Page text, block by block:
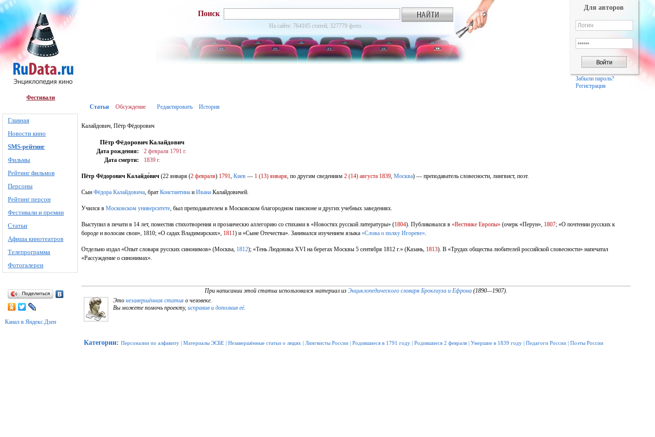
Фестивали
Главная
Новости кино
SMS-рейтинг
Фильмы
Рейтинг фильмов
Персоны
Рейтинг персон
Фестивали и премии
Статьи
Афиша кинотеатров
Телепрограмма
Фотогалереи
Поделиться
Канал в Яндекс.Дзен
Поиск
На сайте: 764105 статей, 327779 фото.
Для авторов
Забыли пароль?
Регистрация
Статья Обсуждение Редактировать История
Калайдович, Пётр Фёдорович
Пётр Фёдорович Калайдович
Дата рождения: 2 февраля 1791 г.
Дата смерти:
1839 г.
Пётр Фёдорович Калайдо́вич (22 января (2 февраля) 1791, Киев — 1 (13) января, по другим сведениям 2 (14) августа 1839, Москва) — преподаватель словесности, лингвист, поэт.
Сын Фёдора Калайдовича, брат Константина и Ивана Калайдовичей.
Учился в Московском университете, был преподавателем в Московском благородном пансионе и других учебных заведениях.
Выступил в печати в 14 лет, поместив стихотворения и прозаическю аллегорию со стихами в «Новостях русской литературы» (1804). Публиковался в «Вестнике Европы» (очерк «Перун», 1807; «О почтении русских к
бороде и волосам свои», 1810; «О садах Владимирских», 1811) и «Сыне Отечества». Занимался изучением языка «Слова о полку Игореве».
Отдельно издал «Опыт словаря русских синонимов» (Москва, 1812); «Тень Людовика XVI на берегах Москвы 5 сентября 1812 г.» (Казань, 1813). В «Трудах общества любителей российской словесности» напечатал
«Рассуждение о синонимах».
При написании этой статьи использовался материал из Энциклопедического словаря Брокгауза и Ефрона (1890—1907).
Это незавершённая статья о человеке.
Вы можете помочь проекту, исправив и дополнив её.
Категории: Персоналии по алфавиту Материалы ЭСБЕ Незавершённые статьи о людях Лингвисты России Родившиеся в 1791 году Родившиеся 2 февраля Умершие в 1839 году Педагоги России Поэты России